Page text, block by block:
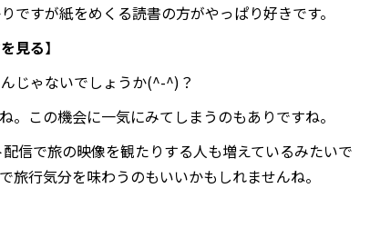
ですが紙をめくる読書の方がやっぱり好きです。
見る】
じゃないでしょうか(^-^)？
。この機会に一気にみてしまうのもありですね。
信で旅の映像を観たりする人も増えているみたいで
旅行気分を味わうのもいいかもしれませんね。